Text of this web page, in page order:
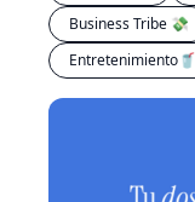
Business Tribe 💸
Entretenimiento🥤